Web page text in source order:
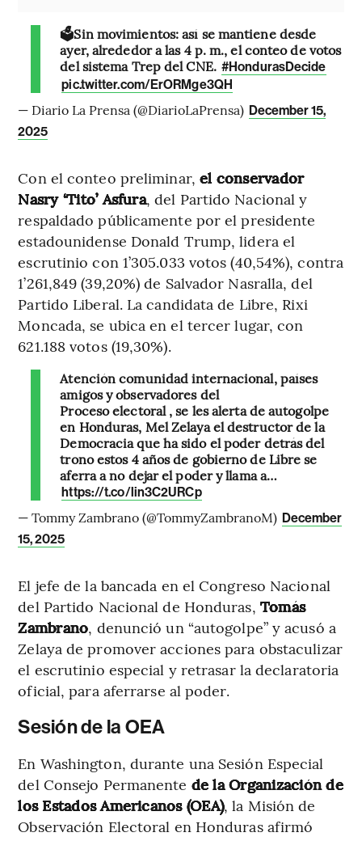
🗳Sin movimientos: así se mantiene desde
ayer, alrededor a las 4 p. m., el conteo de votos
del sistema Trep del CNE. #HondurasDecide
pic.twitter.com/ErORMge3QH
— Diario La Prensa (@DiarioLaPrensa) December 15,
2025
Con el conteo preliminar, el conservador
Nasry ‘Tito’ Asfura, del Partido Nacional y
respaldado públicamente por el presidente
estadounidense Donald Trump, lidera el
escrutinio con 1’305.033 votos (40,54%), contra
1’261,849 (39,20%) de Salvador Nasralla, del
Partido Liberal. La candidata de Libre, Rixi
Moncada, se ubica en el tercer lugar, con
621.188 votos (19,30%).
Atención comunidad internacional, países
amigos y observadores del
Proceso electoral , se les alerta de autogolpe
en Honduras, Mel Zelaya el destructor de la
Democracia que ha sido el poder detrás del
trono estos 4 años de gobierno de Libre se
aferra a no dejar el poder y llama a…
https://t.co/lin3C2URCp
— Tommy Zambrano (@TommyZambranoM) December
15, 2025
El jefe de la bancada en el Congreso Nacional
del Partido Nacional de Honduras, Tomás
Zambrano, denunció un “autogolpe” y acusó a
Zelaya de promover acciones para obstaculizar
el escrutinio especial y retrasar la declaratoria
oficial, para aferrarse al poder.
Sesión de la OEA
En Washington, durante una Sesión Especial
del Consejo Permanente de la Organización de
los Estados Americanos (OEA), la Misión de
Observación Electoral en Honduras afirmó